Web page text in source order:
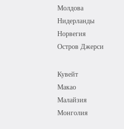
Молдова
Нидерланды
Норвегия
Остров Джерси
Кувейт
Макао
Малайзия
Монголия